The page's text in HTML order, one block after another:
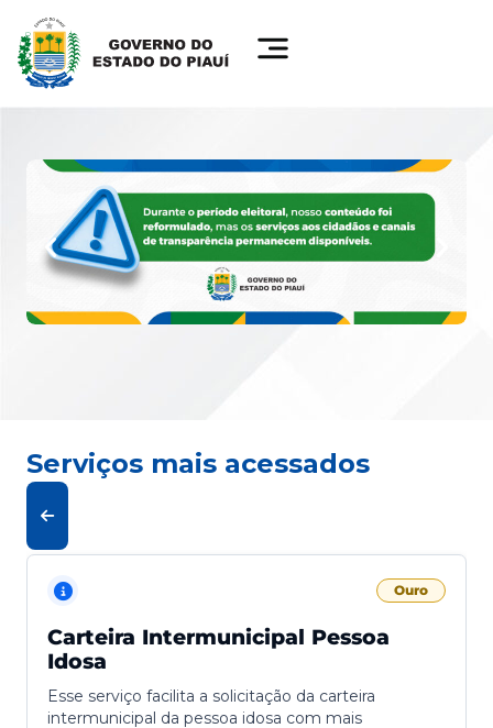
Serviços mais acessados
Ouro
Carteira Intermunicipal Pessoa
Idosa
Esse serviço facilita a solicitação da carteira
intermunicipal da pessoa idosa com mais